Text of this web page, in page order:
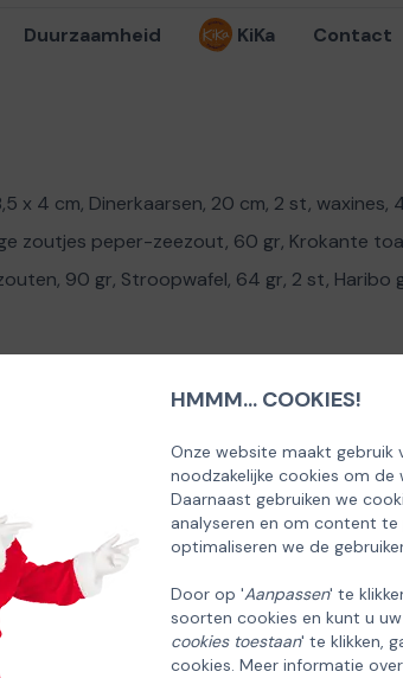
HMMM... COOKIES!
Onze website maakt gebruik
noodzakelijke cookies om
Daarnaast gebruiken we
analyseren en om content te
optimaliseren we de
Door op 'Aanpassen' te
soorten cookies en kunt u
cookies toestaan' te klikken,
cookies. Meer informatie
Duurzaamheid KiKa Contact
x 4 cm, Dinerkaarsen, 20 cm, 2 st,
zoutjes peper-zeezout, 60 gr, Krokante
90 gr, Stroopwafel, 64 gr, 2 st,